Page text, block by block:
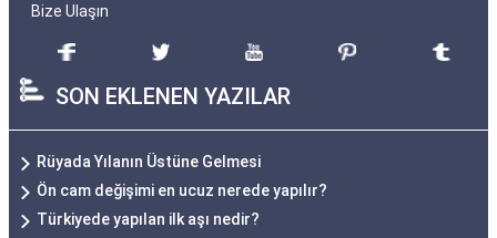
Bize Ulaşın
SON EKLENEN YAZILAR
Rüyada Yılanın Üstüne Gelmesi
Ön cam değişimi en ucuz nerede yapılır?
Türkiyede yapılan ilk aşı nedir?